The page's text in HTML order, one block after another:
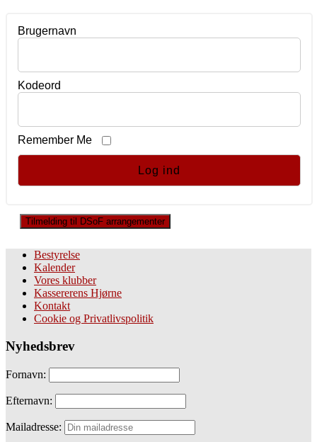
Brugernavn
Kodeord
Remember Me
Tilmelding til DSoF arrangementer
Bestyrelse
Kalender
Vores klubber
Kassererens Hjørne
Kontakt
Cookie og Privatlivspolitik
Nyhedsbrev
Fornavn:
Efternavn:
Mailadresse: